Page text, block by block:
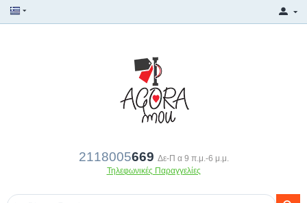
2118005669 Δε-Π α 9 π.μ.-6 μ.μ.
Τηλεφωνικές Παραγγελίες